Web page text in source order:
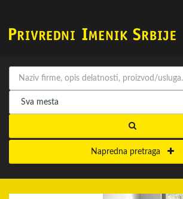
Napredna pretraga